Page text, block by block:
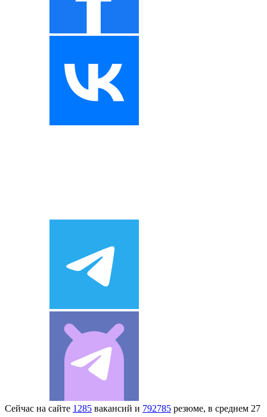
Сейчас на сайте 1285 вакансий и 792785 резюме, в среднем 27